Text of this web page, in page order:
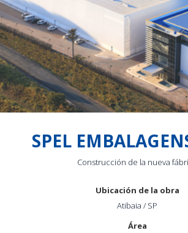
SPEL
Construcción de la nueva
Ubicación de la obra
Atibaia / SP
Área